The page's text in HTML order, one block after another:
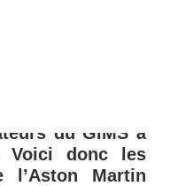
présenter au
en première
du GIMS à
Voici donc les
l’Aston Martin